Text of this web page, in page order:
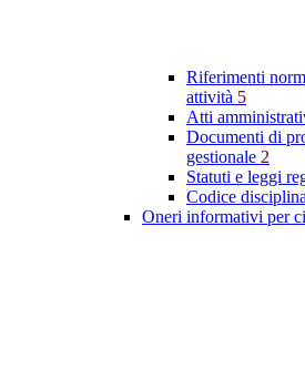
Riferimenti
attività 5
Atti
Documenti di
gestionale 2
Statuti e leggi
Codice
Oneri informativi per